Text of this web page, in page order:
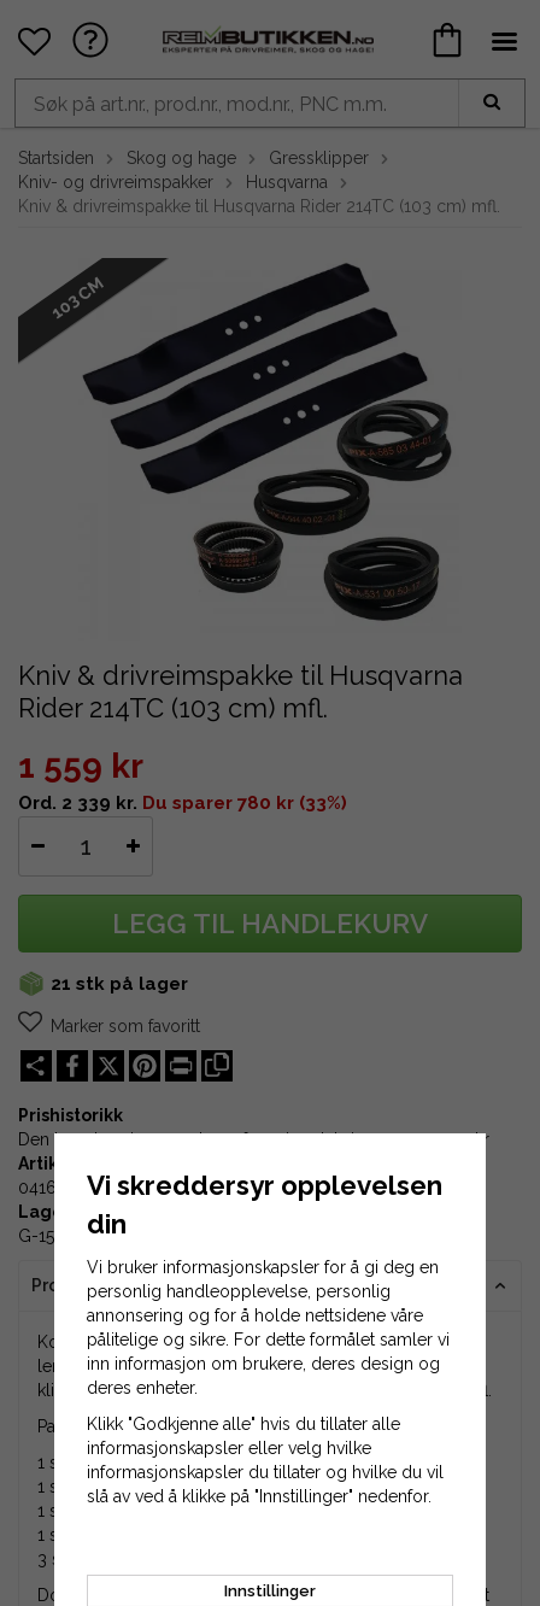
Startsiden Skog og hage
Gressklipper
Kniv- og drivreimspakker
Husqvarna
Kniv & drivreimspakke til Husqvarna Rider 214TC (103 cm) mfl.
103 CM
Kniv & drivreimspakke til Husqvarna
Rider 214TC (103 cm) mfl.
1 559 kr
Ord. 2 339 kr. Du sparer 780 kr (33%)
LEGG TIL HANDLEKURV
21 stk på lager
Marker som favoritt
Share
X Pinterest
Print
Prishistorikk
Den laveste prisen 30 dager før prisreduksjonen var2 339 kr
Artikkel-ID:
04162
Lagerplass:
G-15-04
Produktinformasjon
Komplett pakke med 3 stk gressklipperkniver med en
lengde på 390 mm og samtlige drivreimer til 103 cm
klippeaggregat og modellene Husqvarna Rider 214TC mfl.
Pakken inneholder følgende artikkelnummer og antall
1 stk A-589531201 (A-506954901 / A-589538601)
1 stk A-544400201
1 stk A-531005017
1 stk A-585034401
3 stk 00221
Dobbeltsjekk gjerne at originalnummeret på hvert produkt
Vi skreddersyr opplevelsen
din
Vi bruker informasjonskapsler for å gi deg en
personlig handleopplevelse, personlig
annonsering og for å holde nettsidene våre
pålitelige og sikre. For dette formålet samler vi
inn informasjon om brukere, deres design og
deres enheter.
Klikk "Godkjenne alle" hvis du tillater alle
informasjonskapsler eller velg hvilke
informasjonskapsler du tillater og hvilke du vil
slå av ved å klikke på "Innstillinger" nedenfor.
Innstillinger